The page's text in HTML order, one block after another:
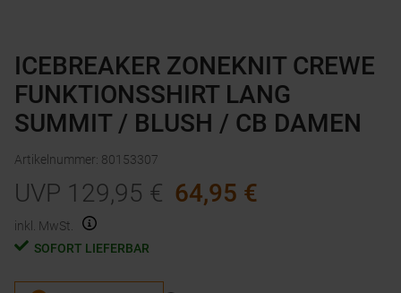
ICEBREAKER ZONEKNIT CREWE
FUNKTIONSSHIRT LANG
SUMMIT / BLUSH / CB DAMEN
Artikelnummer: 80153307
UVP 129,95 € 64,95 €
inkl. MwSt.
SOFORT LIEFERBAR